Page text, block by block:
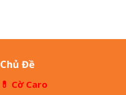
Chủ Đề
💊 Cờ Caro